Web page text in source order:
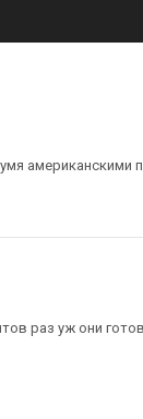
американскими
раз уж они